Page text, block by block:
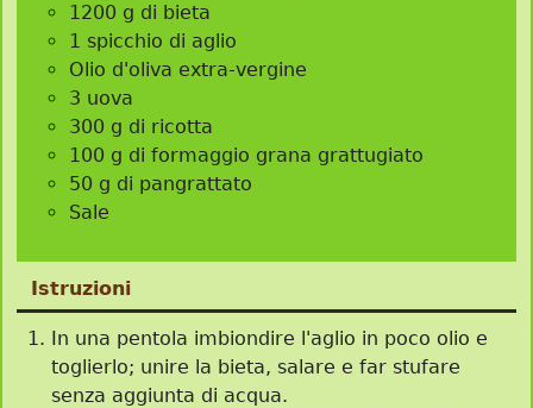
1200 g di bieta
1 spicchio di aglio
Olio d'oliva extra-vergine
3 uova
300 g di ricotta
100 g di formaggio grana grattugiato
50 g di pangrattato
Sale
Istruzioni
In una pentola imbiondire l'aglio in poco olio e
toglierlo; unire la bieta, salare e far stufare
senza aggiunta di acqua.